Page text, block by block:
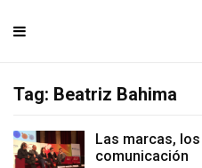
Tag: Beatriz Bahima
Las marcas,
comunicación